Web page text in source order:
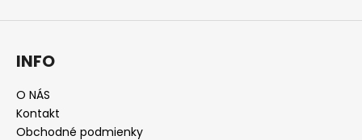
INFO
O NÁS
Kontakt
Obchodné podmienky